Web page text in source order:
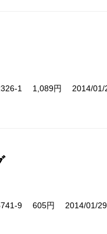
1 1,089円 2014/01/
9 605円 2014/01/29